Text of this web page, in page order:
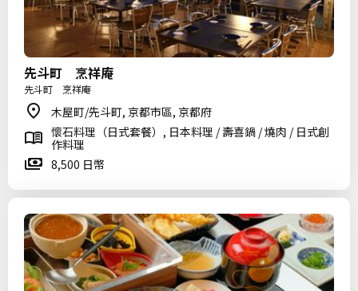
先斗町 烹祥庵
先斗町 烹祥庵
木屋町/先斗町, 京都市區, 京都府
懷石料理（日式套餐）, 日本料理 / 壽喜鍋 / 燒肉 / 日式創
作料理
8,500 日幣